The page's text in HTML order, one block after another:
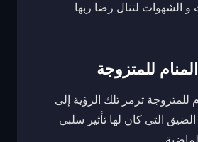
و الشهوات لتنال رضا ربها
للمتزوجة
للمتزوجة ترمز تلك الرؤية إلى
الضيق التي كان لها تأثير سلبي